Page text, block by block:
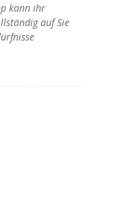
kann ihr
auf Sie